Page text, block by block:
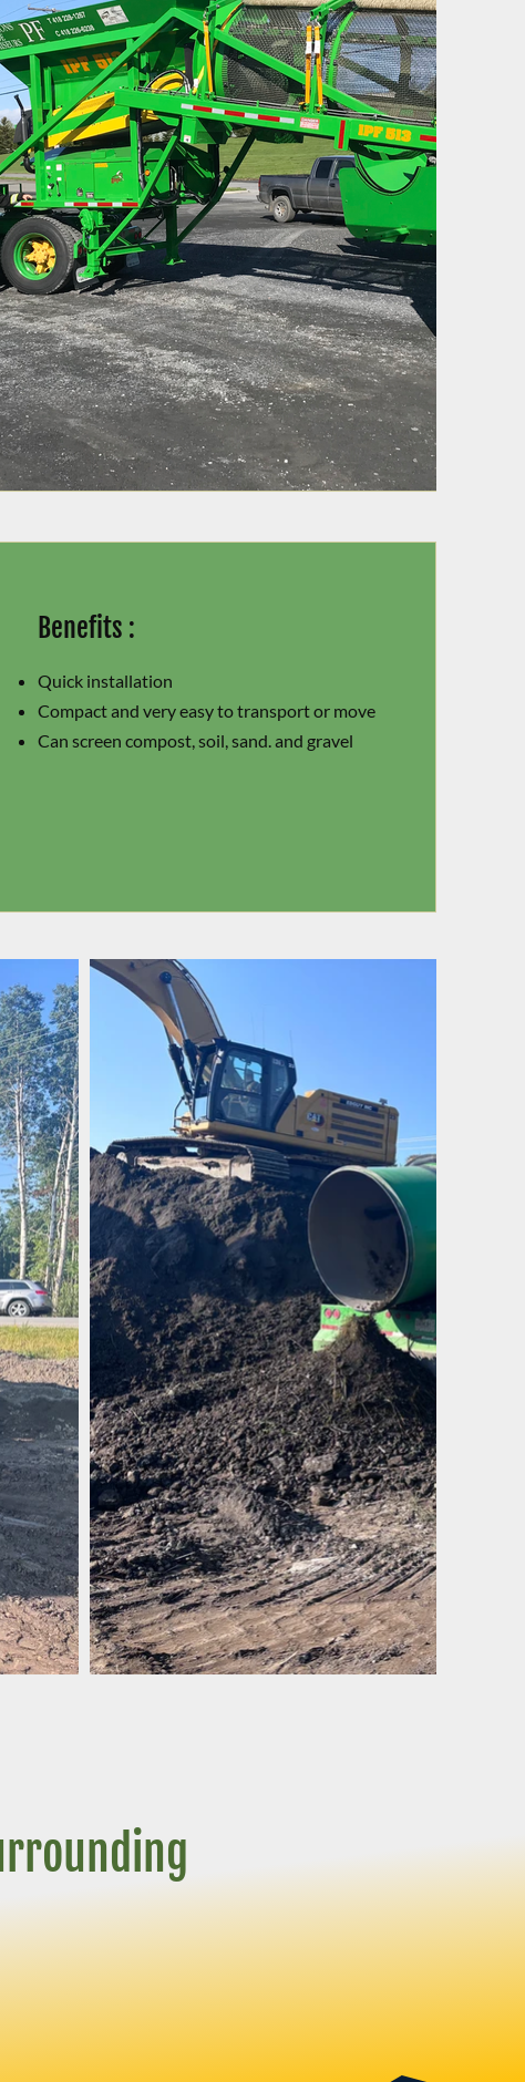
Benefits :
Quick installation
Compact and very easy to transport or move
Can screen compost, soil, sand. and gravel